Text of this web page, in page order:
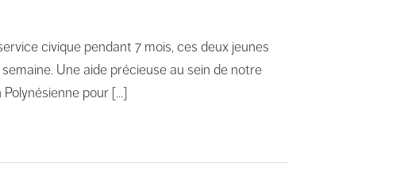
civique pendant 7 mois, ces deux jeunes
Une aide précieuse au sein de notre
Polynésienne pour […]